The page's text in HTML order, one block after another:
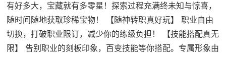
有好多大，宝藏就有多零星！探索过程充满终未知与惊喜，
随时间随地获取珍稀宝物！ 【随神转职真好玩】 职业自由
切换，打破职业限订，减少你的练级负担！ 【技能搭配真无
限】 告别职业的刻板印象，百变技能等你搭配。专属形象由